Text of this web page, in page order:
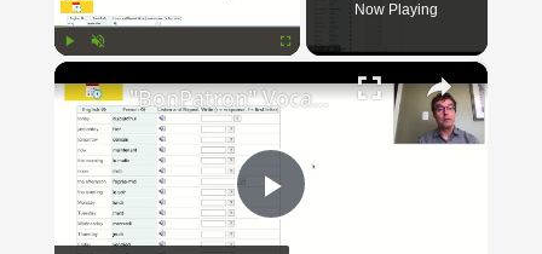
Now Playing
×
Play
"BonPatron" Vocabulary Guide: Dates and Times